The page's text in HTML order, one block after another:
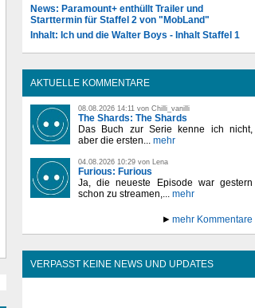
News: Paramount+ enthüllt Trailer und
Starttermin für Staffel 2 von "MobLand"
Inhalt: Ich und die Walter Boys - Inhalt Staffel 1
AKTUELLE KOMMENTARE
08.08.2026 14:11 von Chilli_vanilli
The Shards: The Shards
Das Buch zur Serie kenne ich nicht,
aber die ersten... mehr
04.08.2026 10:29 von Lena
Furious: Furious
Ja, die neueste Episode war gestern
schon zu streamen,... mehr
mehr Kommentare
VERPASST KEINE NEWS UND UPDATES